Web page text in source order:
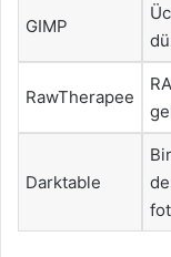
GIMP
RawTherapee
Darktable